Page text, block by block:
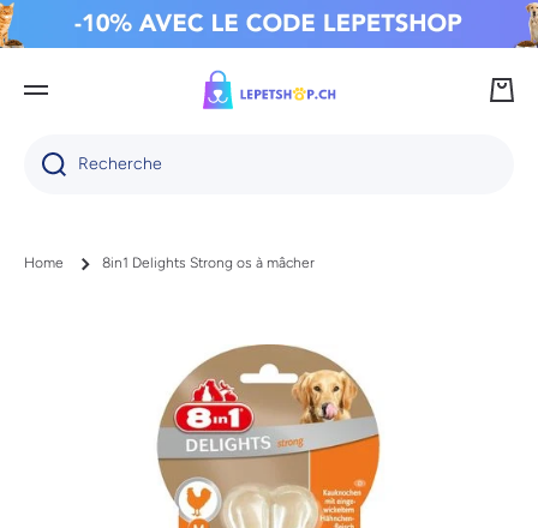
IGNORER ET PASSER AU CONTENU
Recherche
Home 8in1 Delights Strong os à mâcher
Passer aux informations produits